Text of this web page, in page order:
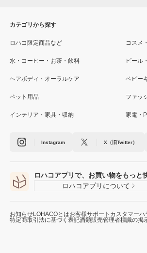
カテゴリから探す
ロハコ限定商品など コスメ
水・コーヒー・お茶・飲料 ビール
ヘアボディ・オーラルケア ベビー
ペット用品 ファッ
インテリア・家具・収納 家電・
Instagram X（旧Twitter）
ロハコアプリで、お買い物をもっと
ロハコアプリについて
お知らせLOHACOとはお客様サポート カスタマー
特定商取引法に基づく表記酒類販売管理者標識の掲